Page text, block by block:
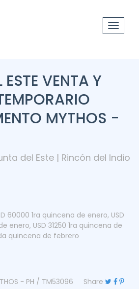
Toggle
ESTE VENTA Y
MYTHOS -
del Este | Rincón del Indio
60000 1ra quincena de enero, USD
enero, USD 31250 1ra quincena de
quincena de febrero
- PH / TM53096 Share